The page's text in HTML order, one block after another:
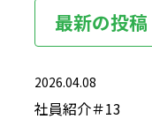
最新の投稿
2026.04.08
社員紹介＃13